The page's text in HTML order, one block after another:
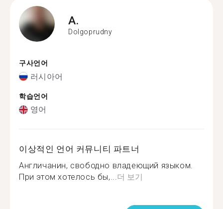
A.
Dolgoprudny
구사언어
러시아어
학습언어
영어
이상적인 언어 커뮤니티 파트너
Англичанин, свободно владеющий языком.
При этом хотелось бы,...더 보기